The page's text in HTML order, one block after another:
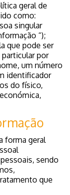
geral de
como:
singular
“);
que pode ser
por
um número
identificador
do físico,
forma geral
sendo
que